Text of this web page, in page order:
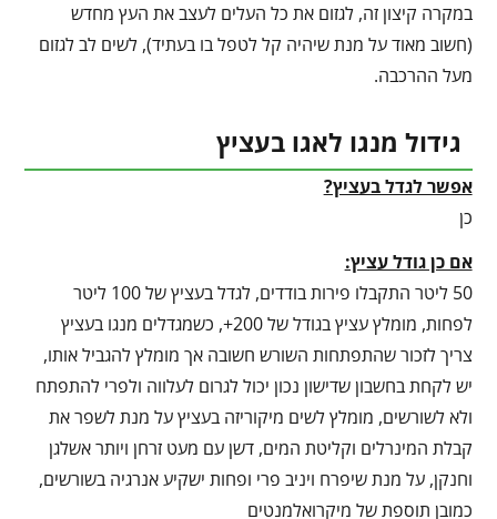
במקרה קיצון זה, לגזום את כל העלים לעצב את העץ מחדש
(חשוב מאוד על מנת שיהיה קל לטפל בו בעתיד), לשים לב לגזום
מעל ההרכבה.
גידול מנגו לאגו בעציץ
אפשר לגדל בעציץ?
כן
אם כן גודל עציץ:
50 ליטר התקבלו פירות בודדים, לגדל בעציץ של 100 ליטר
לפחות, מומלץ עציץ בגודל של 200+, כשמגדלים מנגו בעציץ
צריך לזכור שהתפתחות השורש חשובה אך מומלץ להגביל אותו,
יש לקחת בחשבון שדישון נכון יכול לגרום לעלווה ולפרי להתפתח
ולא לשורשים, מומלץ לשים מיקוריזה בעציץ על מנת לשפר את
קבלת המינרלים וקליטת המים, דשן עם מעט זרחן ויותר אשלגן
וחנקן, על מנת שיפרח ויניב פרי ופחות ישקיע אנרגיה בשורשים,
כמובן תוספת של מיקרואלמנטים